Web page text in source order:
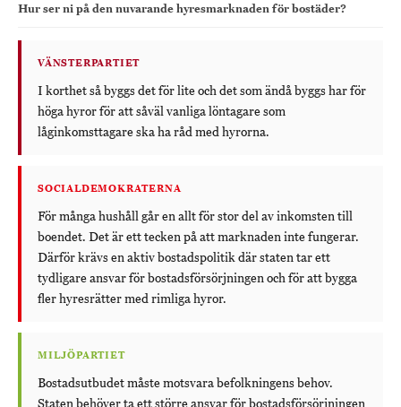
Hur ser ni på den nuvarande hyresmarknaden för bostäder?
VÄNSTERPARTIET
I korthet så byggs det för lite och det som ändå byggs har för
höga hyror för att såväl vanliga löntagare som
låginkomsttagare ska ha råd med hyrorna.
SOCIALDEMOKRATERNA
För många hushåll går en allt för stor del av inkomsten till
boendet. Det är ett tecken på att marknaden inte fungerar.
Därför krävs en aktiv bostadspolitik där staten tar ett
tydligare ansvar för bostadsförsörjningen och för att bygga
fler hyresrätter med rimliga hyror.
MILJÖPARTIET
Bostadsutbudet måste motsvara befolkningens behov.
Staten behöver ta ett större ansvar för bostadsförsörjningen